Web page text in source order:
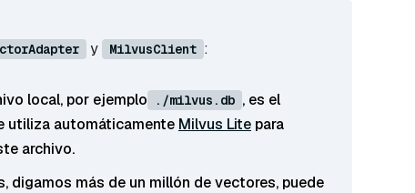
y MilvusClient :
local, por ejemplo ./milvus.db , es el
utiliza automáticamente Milvus Lite para
archivo.
digamos más de un millón de vectores, puede